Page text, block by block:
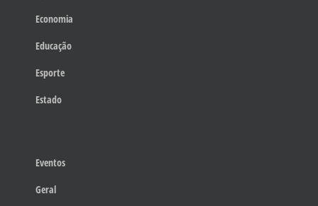
Economia
Educação
Esporte
Estado
Eventos
Geral